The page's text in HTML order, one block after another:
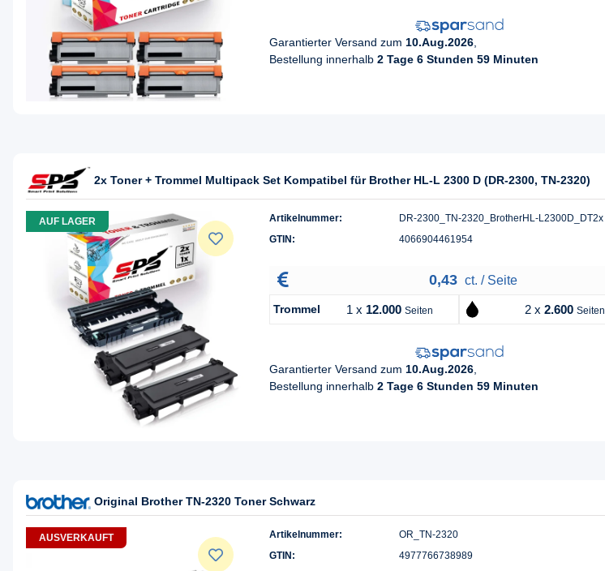
Garantierter Versand zum 10.Aug.2026
Bestellung innerhalb 2 Tage 6 Stunden 59 Minuten
2x Toner + Trommel Multipack Set Kompatibel für Brother HL-L 2300 D (DR-2300, TN-2320)
AUF LAGER Artikelnummer:
DR-2300_TN-2320_BrotherHL-L2300D_DT2x
GTIN:
4066904461954
0,43 ct. / Seite
Trommel 1 x 12.000 Seiten 2 x 2.600 Seiten
Garantierter Versand zum 10.Aug.2026,
Bestellung innerhalb 2 Tage 6 Stunden 59 Minuten
Original Brother TN-2320 Toner Schwarz
AUSVERKAUFT Artikelnummer:
OR_TN-2320
GTIN:
4977766738989